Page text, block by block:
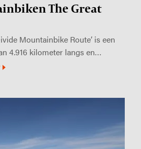
The Great
Mountainbike ­Route’ is een
4.916 kilometer langs en…